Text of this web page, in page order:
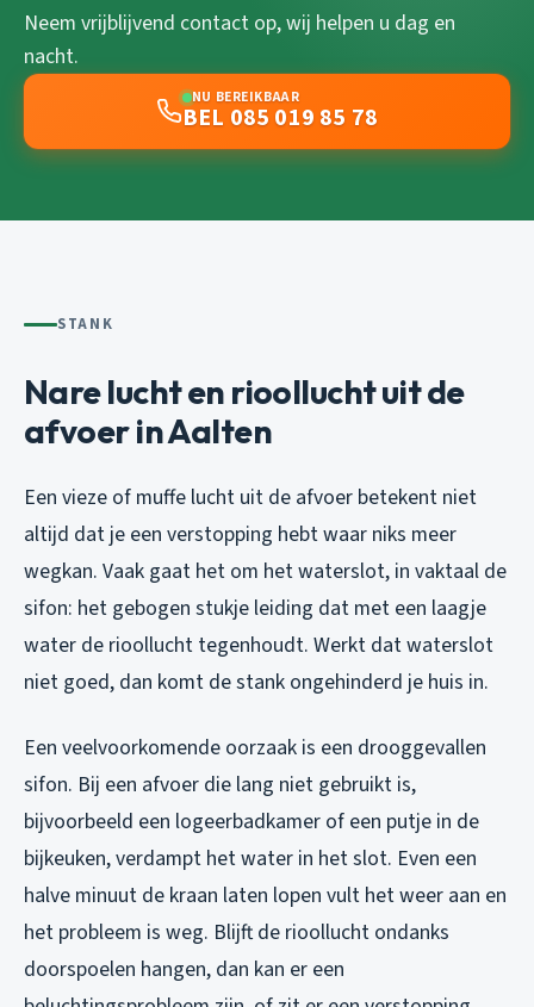
Neem vrijblijvend contact op, wij helpen u dag en
nacht.
NU BEREIKBAAR
BEL 085 019 85 78
STANK
Nare lucht en rioollucht uit de
afvoer in Aalten
Een vieze of muffe lucht uit de afvoer betekent niet
altijd dat je een verstopping hebt waar niks meer
wegkan. Vaak gaat het om het waterslot, in vaktaal de
sifon: het gebogen stukje leiding dat met een laagje
water de rioollucht tegenhoudt. Werkt dat waterslot
niet goed, dan komt de stank ongehinderd je huis in.
Een veelvoorkomende oorzaak is een drooggevallen
sifon. Bij een afvoer die lang niet gebruikt is,
bijvoorbeeld een logeerbadkamer of een putje in de
bijkeuken, verdampt het water in het slot. Even een
halve minuut de kraan laten lopen vult het weer aan en
het probleem is weg. Blijft de rioollucht ondanks
doorspoelen hangen, dan kan er een